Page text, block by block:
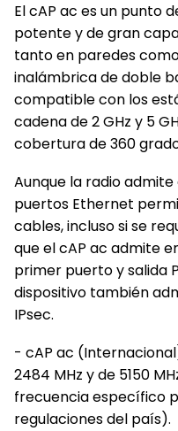
El cAP ac es un punto
potente y de gran
tanto en paredes
inalámbrica de doble
compatible con los
cadena de 2 GHz y 5
cobertura de 360
Aunque la radio
puertos Ethernet
cables, incluso si se
que el cAP ac admite
primer puerto y salida
dispositivo también
IPsec.
- cAP ac
2484 MHz y de 5150
frecuencia específico
regulaciones del país).